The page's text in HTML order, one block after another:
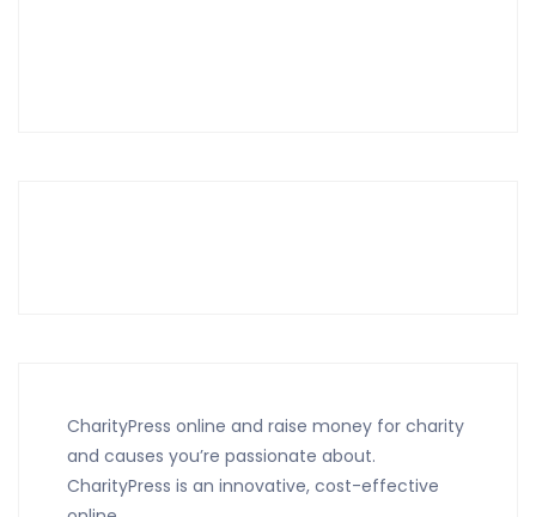
CharityPress online and raise money for charity
and causes you’re passionate about.
CharityPress is an innovative, cost-effective